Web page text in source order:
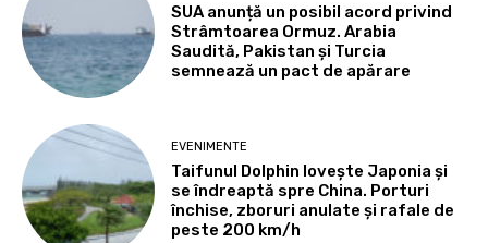
SUA anunță un posibil acord privind
Strâmtoarea Ormuz. Arabia
Saudită, Pakistan și Turcia
semnează un pact de apărare
EVENIMENTE
Taifunul Dolphin lovește Japonia și
se îndreaptă spre China. Porturi
închise, zboruri anulate și rafale de
peste 200 km/h